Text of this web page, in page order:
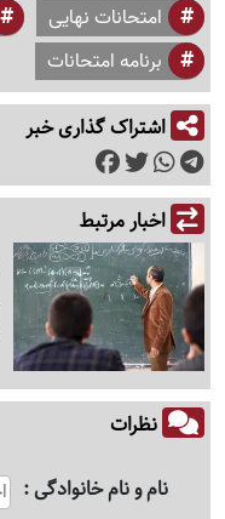
امتحانات نهایی
برنامه امتحانات
اشتراک گذاری خبر
اخبار مرتبط
نظرات
نام و نام خانوادگی